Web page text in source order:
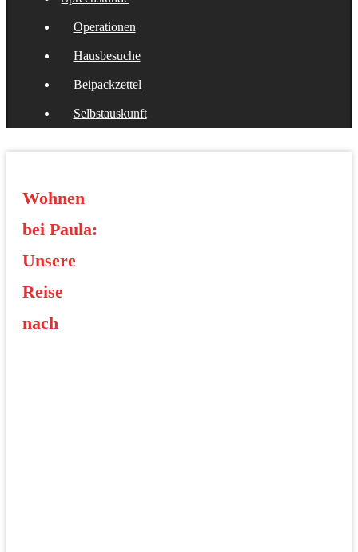
Operationen
Hausbesuche
Beipackzettel
Selbstauskunft
Wohnen
bei Paula:
Unsere
Reise
nach